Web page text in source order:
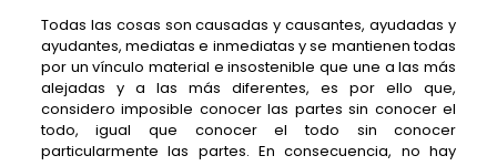
Todas las cosas son causadas y causantes, ayudadas y
ayudantes, mediatas e inmediatas y se mantienen todas
por un vínculo material e insostenible que une a las más
alejadas y a las más diferentes, es por ello que,
considero imposible conocer las partes sin conocer el
todo, igual que conocer el todo sin conocer
particularmente las partes. En consecuencia, no hay